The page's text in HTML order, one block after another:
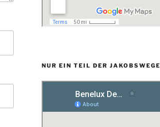
NUR EIN TEIL DER JAKOBSWEGE